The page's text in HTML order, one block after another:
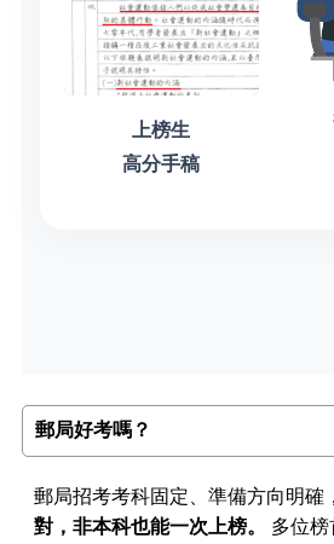
上榜生
高分手稿
郵局好考嗎？
郵局招考考科固定、準備方向明確
對，非本科也能一次上榜。
多位榜